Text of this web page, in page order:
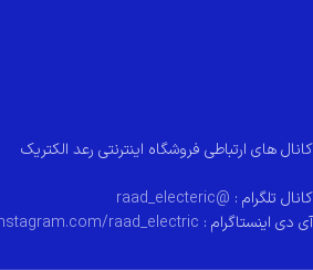
کانال های ارتباطی فروشگاه اینترنتی رعد الکتریک
کانال تلگرام : @raad_electeric
آی دی اینستاگرام : raad_electric